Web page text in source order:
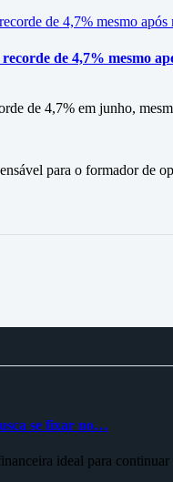
de 4,7% mesmo
de 4,7% em junho,
para o formador de
se fixar no…
ideal para